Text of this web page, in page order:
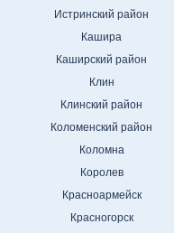
Истринский район
Кашира
Каширский район
Клин
Клинский район
Коломенский район
Коломна
Королев
Красноармейск
Красногорск